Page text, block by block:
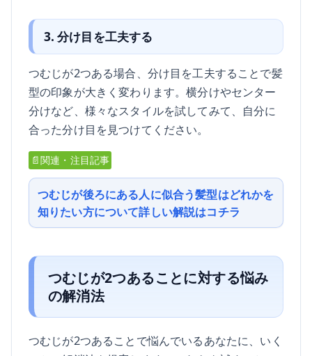
3. 分け目を工夫する
つむじが2つある場合、分け目を工夫することで髪
型の印象が大きく変わります。横分けやセンター
分けなど、様々なスタイルを試してみて、自分に
合った分け目を見つけてください。
📄関連・注目記事
つむじが後ろにある人に似合う髪型はどれかを
知りたい方について詳しい解説はコチラ
つむじが2つあることに対する悩み
の解消法
つむじが2つあることで悩んでいるあなたに、いく